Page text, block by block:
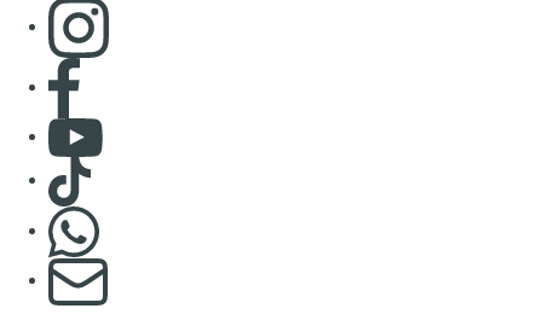
Connaître BX1
Publicité
Offres d'emploi
Contact
Mentions légales
Politique de cookies (UE)
Gérer les cookies